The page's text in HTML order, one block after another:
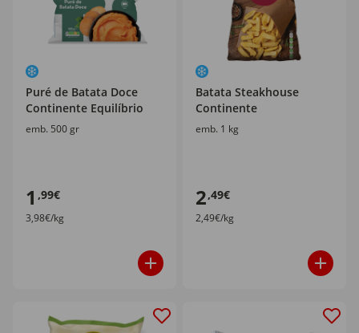
Puré de Batata Doce
Continente Equilíbrio
emb. 500 gr
1 ,99€
3,98€/kg
Batata Steakhouse
Continente
emb. 1 kg
2,49€
2,49€/kg